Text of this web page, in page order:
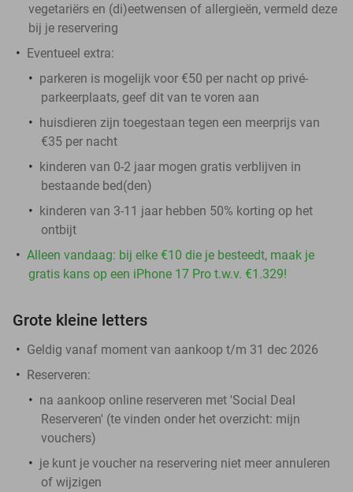
vegetariërs en (di)eetwensen of allergieën, vermeld deze
bij je reservering
Eventueel extra:
parkeren is mogelijk voor €50 per nacht op privé-
parkeerplaats, geef dit van te voren aan
huisdieren zijn toegestaan tegen een meerprijs van
€35 per nacht
kinderen van 0-2 jaar mogen gratis verblijven in
bestaande bed(den)
kinderen van 3-11 jaar hebben 50% korting op het
ontbijt
Alleen vandaag: bij elke €10 die je besteedt, maak je
gratis kans op een iPhone 17 Pro t.w.v. €1.329!
Grote kleine letters
Geldig vanaf moment van aankoop t/m 31 dec 2026
Reserveren:
na aankoop online reserveren met 'Social Deal
Reserveren' (te vinden onder het overzicht: mijn
vouchers)
je kunt je voucher na reservering niet meer annuleren
of wijzigen